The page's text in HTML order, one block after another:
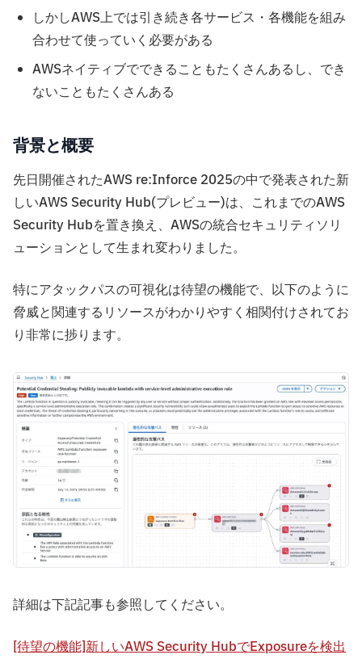
しかしAWS上では引き続き各サービス・各機能を組み
合わせて使っていく必要がある
AWSネイティブでできることもたくさんあるし、でき
ないこともたくさんある
背景と概要
先日開催されたAWS re:Inforce 2025の中で発表された新
しいAWS Security Hub(プレビュー)は、これまでのAWS
Security Hubを置き換え、AWSの統合セキュリティソリ
ューションとして生まれ変わりました。
特にアタックパスの可視化は待望の機能で、以下のように
脅威と関連するリソースがわかりやすく相関付けされてお
り非常に捗ります。
詳細は下記記事も参照してください。
[待望の機能]新しいAWS Security HubでExposureを検出